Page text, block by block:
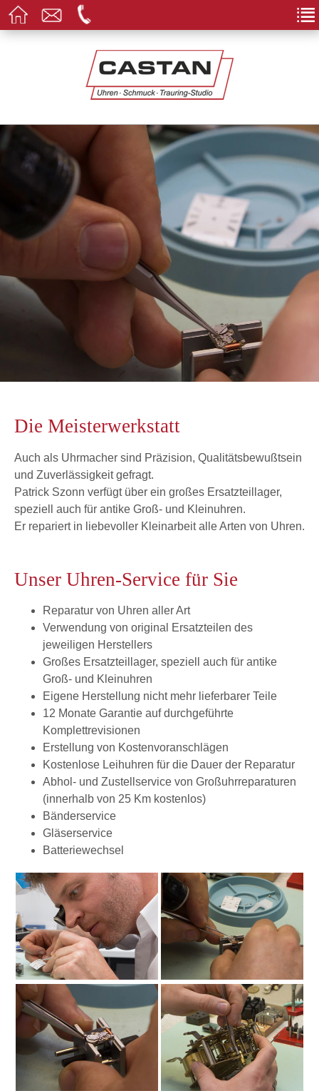
Die Meisterwerkstatt
Auch als Uhrmacher sind Präzision, Qualitätsbewußtsein
und Zuverlässigkeit gefragt.
Patrick Szonn verfügt über ein großes Ersatzteillager,
speziell auch für antike Groß- und Kleinuhren.
Er repariert in liebevoller Kleinarbeit alle Arten von Uhren.
Unser Uhren-Service für Sie
Reparatur von Uhren aller Art
Verwendung von original Ersatzteilen des
jeweiligen Herstellers
Großes Ersatzteillager, speziell auch für antike
Groß- und Kleinuhren
Eigene Herstellung nicht mehr lieferbarer Teile
12 Monate Garantie auf durchgeführte
Komplettrevisionen
Erstellung von Kostenvoranschlägen
Kostenlose Leihuhren für die Dauer der Reparatur
Abhol- und Zustellservice von Großuhrreparaturen
(innerhalb von 25 Km kostenlos)
Bänderservice
Gläserservice
Batteriewechsel